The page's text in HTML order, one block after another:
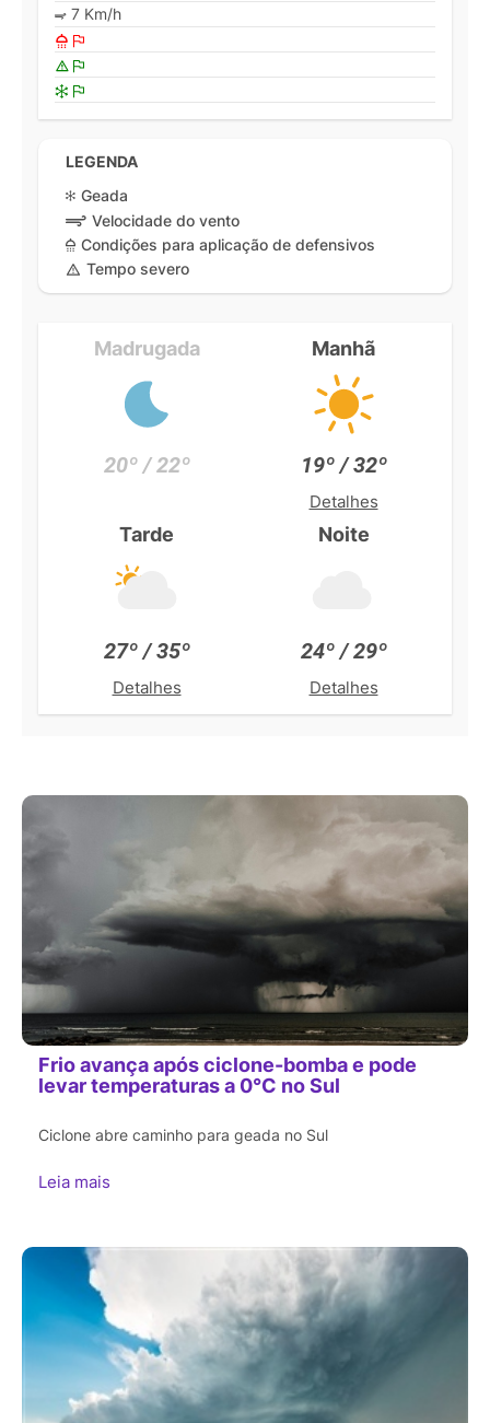
7 Km/h
LEGENDA
Geada
Velocidade do vento
Condições para aplicação de defensivos
Tempo severo
Madrugada
20º / 22º
Manhã
19º / 32º
Detalhes
Tarde
27º / 35º
Detalhes
Noite
24º / 29º
Detalhes
Frio avança após ciclone-bomba e pode
levar temperaturas a 0°C no Sul
Ciclone abre caminho para geada no Sul
Leia mais